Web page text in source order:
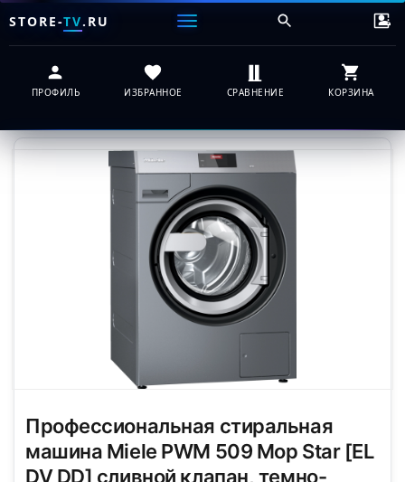
STORE-TV.RU
ПРОФИЛЬ ИЗБРАННОЕ СРАВНЕНИЕ КОРЗИНА
Профессиональная стиральная
машина Miele PWM 509 Mop Star [EL
DV DD] сливной клапан, темно-